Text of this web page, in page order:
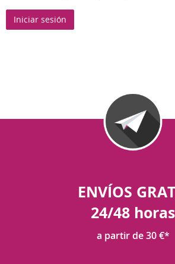
Iniciar sesión
ENVÍOS
24/48 horas
a partir de 30 €*